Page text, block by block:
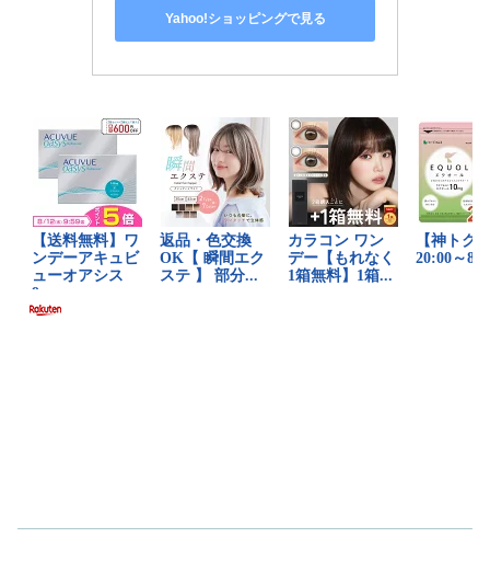
Yahoo!ショッピングで見る